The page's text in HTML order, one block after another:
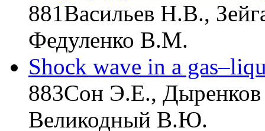
881Васильев Н.В.,
Федуленко В.М.
Shock wave in a
883Сон Э.Е.,
Великодный В.Ю.